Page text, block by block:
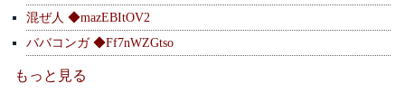
混ぜ人 ◆mazEBItOV2
ババコンガ ◆Ff7nWZGtso
もっと見る